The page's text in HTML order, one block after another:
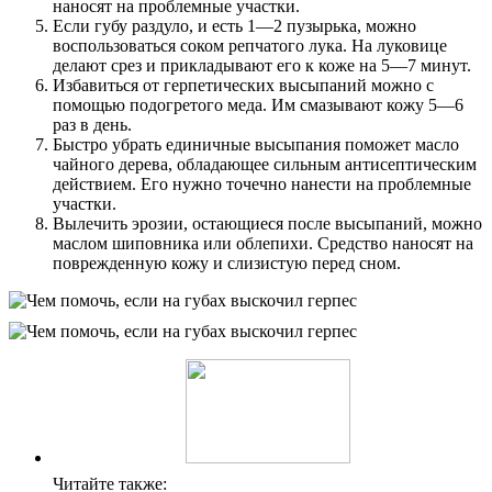
наносят на проблемные участки.
Если губу раздуло, и есть 1—2 пузырька, можно
воспользоваться соком репчатого лука. На луковице
делают срез и прикладывают его к коже на 5—7 минут.
Избавиться от герпетических высыпаний можно с
помощью подогретого меда. Им смазывают кожу 5—6
раз в день.
Быстро убрать единичные высыпания поможет масло
чайного дерева, обладающее сильным антисептическим
действием. Его нужно точечно нанести на проблемные
участки.
Вылечить эрозии, остающиеся после высыпаний, можно
маслом шиповника или облепихи. Средство наносят на
поврежденную кожу и слизистую перед сном.
Читайте также: